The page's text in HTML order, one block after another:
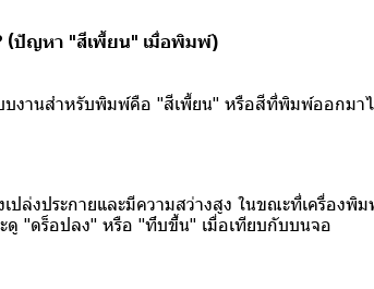
(ปัญหา "สีเพี้ยน" เมื่อพิมพ์)
งานสำหรับพิมพ์คือ "สีเพี้ยน" หรือสีที่พิมพ์ออกมา
ปล่งประกายและมีความสว่างสูง ในขณะที่เครื่องพิ
"ดร็อปลง" หรือ "ทึบขึ้น" เมื่อเทียบกับบนจอ